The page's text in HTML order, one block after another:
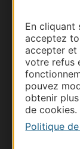
En cliquant
acceptez
accepter et
votre refus
pouvez
obtenir
de cookies.
Politique
Business/
Pros
Site